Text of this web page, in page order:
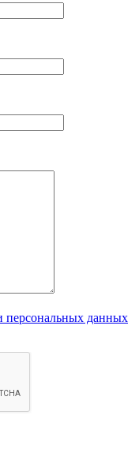
персональных данных